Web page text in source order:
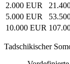
2.000 EUR
5.000 EUR
10.000 EUR
Tadschikischer